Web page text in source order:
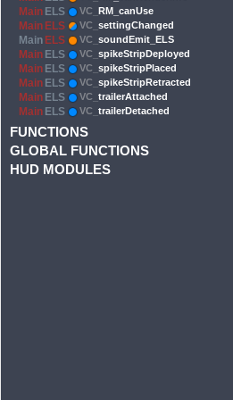
Main ELS VC_RM_canUse
Main ELS VC_settingChanged
Main ELS VC_soundEmit_ELS
Main ELS VC_spikeStripDeployed
Main ELS VC_spikeStripPlaced
Main ELS VC_spikeStripRetracted
Main ELS VC_trailerAttached
Main ELS VC_trailerDetached
FUNCTIONS
GLOBAL FUNCTIONS
HUD MODULES